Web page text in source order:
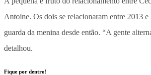
Antoine. Os dois se relacionaram entre 2013
guarda da menina desde então. “A gente
detalhou.
Fique por dentro!